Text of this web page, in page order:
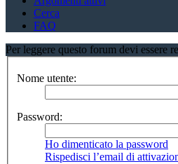
Cerca
FAQ
Per leggere questo forum devi essere
Nome utente:
Password:
Ho dimenticato la password
Rispedisci l’email di